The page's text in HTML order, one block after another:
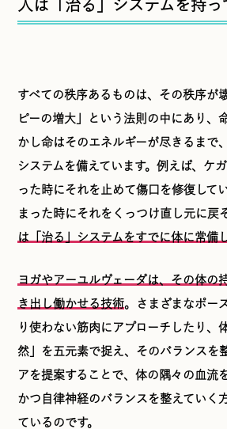
人は「治る」システムを持っ
すべての秩序あるものは、その秩序が
ピーの増大」という法則の中にあり、
かし命はそのエネルギーが尽きるまで
システムを備えています。例えば、ケ
った時にそれを止めて傷口を修復して
まった時にそれをくっつけ直し元に戻
は「治る」システムをすでに体に常備し
ヨガやアーユルヴェーダは、その体の
き出し働かせる技術。さまざまなポー
り使わない筋肉にアプローチしたり、
然」を五元素で捉え、そのバランスを
アを提案することで、体の隅々の血流
かつ自律神経のバランスを整えていく
ているのです。